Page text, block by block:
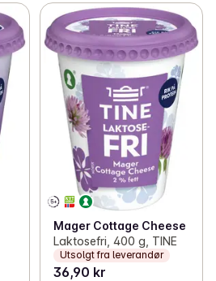
Mager Cottage Cheese
Laktosefri, 400 g, TINE
Utsolgt fra leverandør
36,90 kr